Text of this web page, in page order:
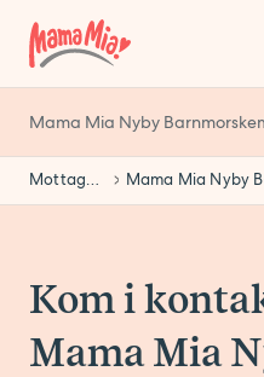
Mama Mia Nyby
Mottagningar
Kom i
Mama Mia